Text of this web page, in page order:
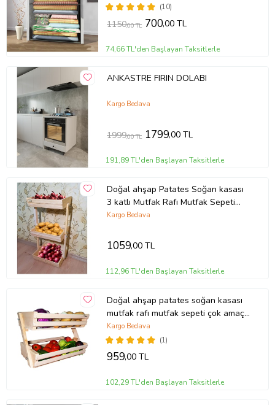
(10)
1150,00 TL 700,00 TL
74,66 TL'den Başlayan Taksitlerle
ANKASTRE FIRIN DOLABI
Kargo Bedava
1999,00 TL 1799,00 TL
191,89 TL'den Başlayan Taksitlerle
Doğal ahşap Patates Soğan kasası
3 katlı Mutfak Rafı Mutfak Sepeti
Çok Amaçlı 75cm
Kargo Bedava
1059,00 TL
112,96 TL'den Başlayan Taksitlerle
Doğal ahşap patates soğan kasası
mutfak rafı mutfak sepeti çok amaçlı
2 kat soğanlık sebzelik
(1)
Kargo Bedava
959,00 TL
102,29 TL'den Başlayan Taksitlerle